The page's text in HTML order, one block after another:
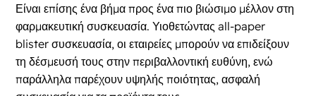
Είναι επίσης ένα βήμα προς ένα πιο βιώσιμο μέλλον στη
φαρμακευτική συσκευασία. Υιοθετώντας all-paper
blister συσκευασία, οι εταιρείες μπορούν να επιδείξουν
τη δέσμευσή τους στην περιβαλλοντική ευθύνη, ενώ
παράλληλα παρέχουν υψηλής ποιότητας, ασφαλή